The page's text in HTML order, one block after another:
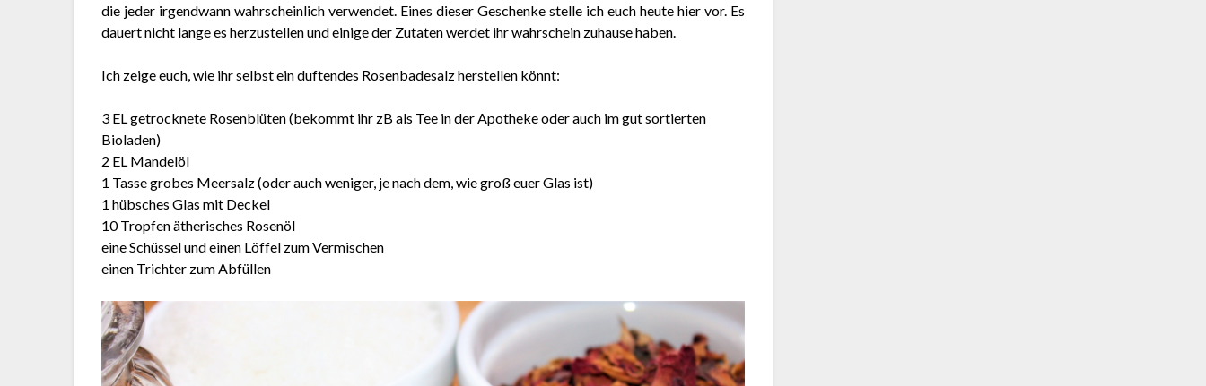
die jeder irgendwann wahrscheinlich verwendet. Eines dieser Geschenke stelle ich euch heute hier vor. Es
dauert nicht lange es herzustellen und einige der Zutaten werdet ihr wahrschein zuhause haben.
Ich zeige euch, wie ihr selbst ein duftendes Rosenbadesalz herstellen könnt:
3 EL getrocknete Rosenblüten (bekommt ihr zB als Tee in der Apotheke oder auch im gut sortierten
Bioladen)
2 EL Mandelöl
1 Tasse grobes Meersalz (oder auch weniger, je nach dem, wie groß euer Glas ist)
1 hübsches Glas mit Deckel
10 Tropfen ätherisches Rosenöl
eine Schüssel und einen Löffel zum Vermischen
einen Trichter zum Abfüllen